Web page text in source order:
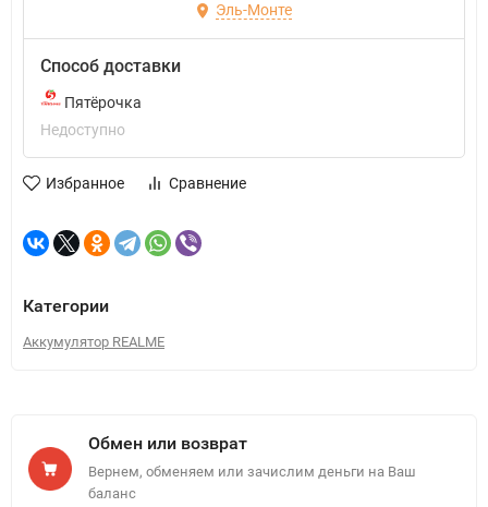
Эль-Монте
Способ доставки
Пятёрочка
Недоступно
Избранное Сравнение
Категории
Аккумулятор REALME
Обмен или возврат
Вернем, обменяем или зачислим деньги на Ваш
баланс